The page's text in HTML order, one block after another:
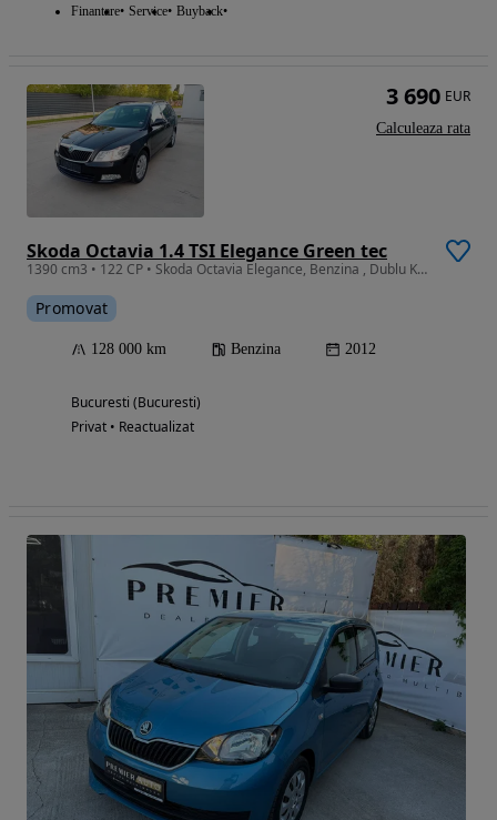
Finantare Service Buyback
Skoda Octavia 1.4 TSI Elegance Green tec
1390 cm3 • 122 CP • Skoda Octavia Elegance, Benzina , Dublu Klima, Jante, Unic Propietar
Promovat
128 000 km Benzina 2012
Bucuresti (Bucuresti)
Privat • Reactualizat
3 690 EUR
Calculeaza rata